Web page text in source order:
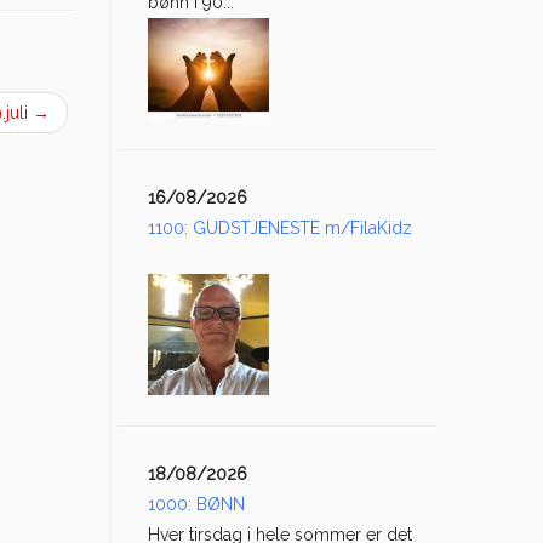
→
16/08/2026
1100: GUDSTJENESTE m/FilaKidz
18/08/2026
1000: BØNN
Hver tirsdag i hele sommer er det